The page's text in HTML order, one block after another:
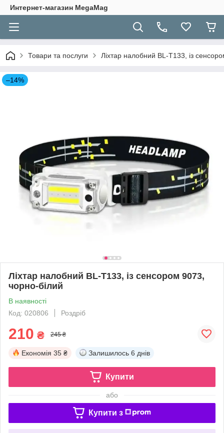
Интернет-магазин MegaMag
Товари та послуги Ліхтар налобний BL-T133, із
–14%
Ліхтар налобний BL-T133, із сенсором 9073,
чорно-білий
В наявності
Код: 020806
Роздріб
210 ₴ 245 ₴
Економія 35 ₴ Залишилось 6 днів
Купити
або
Купити з